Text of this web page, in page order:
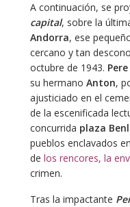
A continuación, se
capital, sobre la
Andorra, ese
cercano y tan
octubre de 1943.
su hermano Anton,
ajusticiado en el
de la escenificada
concurrida plaza
pueblos enclavados
de los rencores, la
crimen.
Tras la impactante